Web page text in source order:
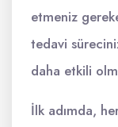
etmeniz
tedavi
daha etkili
İlk adımda,